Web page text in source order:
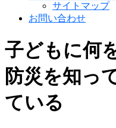
サイトマップ
お問い合わせ
子どもに何
防災を知っ
ている